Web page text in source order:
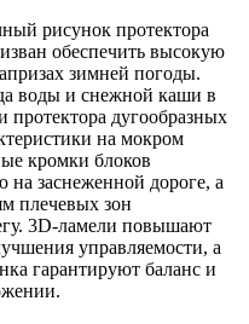
рисунок протектора
обеспечить высокую
зимней погоды.
воды и снежной каши в
дугообразных
на мокром
кромки блоков
заснеженной дороге, а
плечевых зон
3D-ламели повышают
управляемости, а
гарантируют баланс и